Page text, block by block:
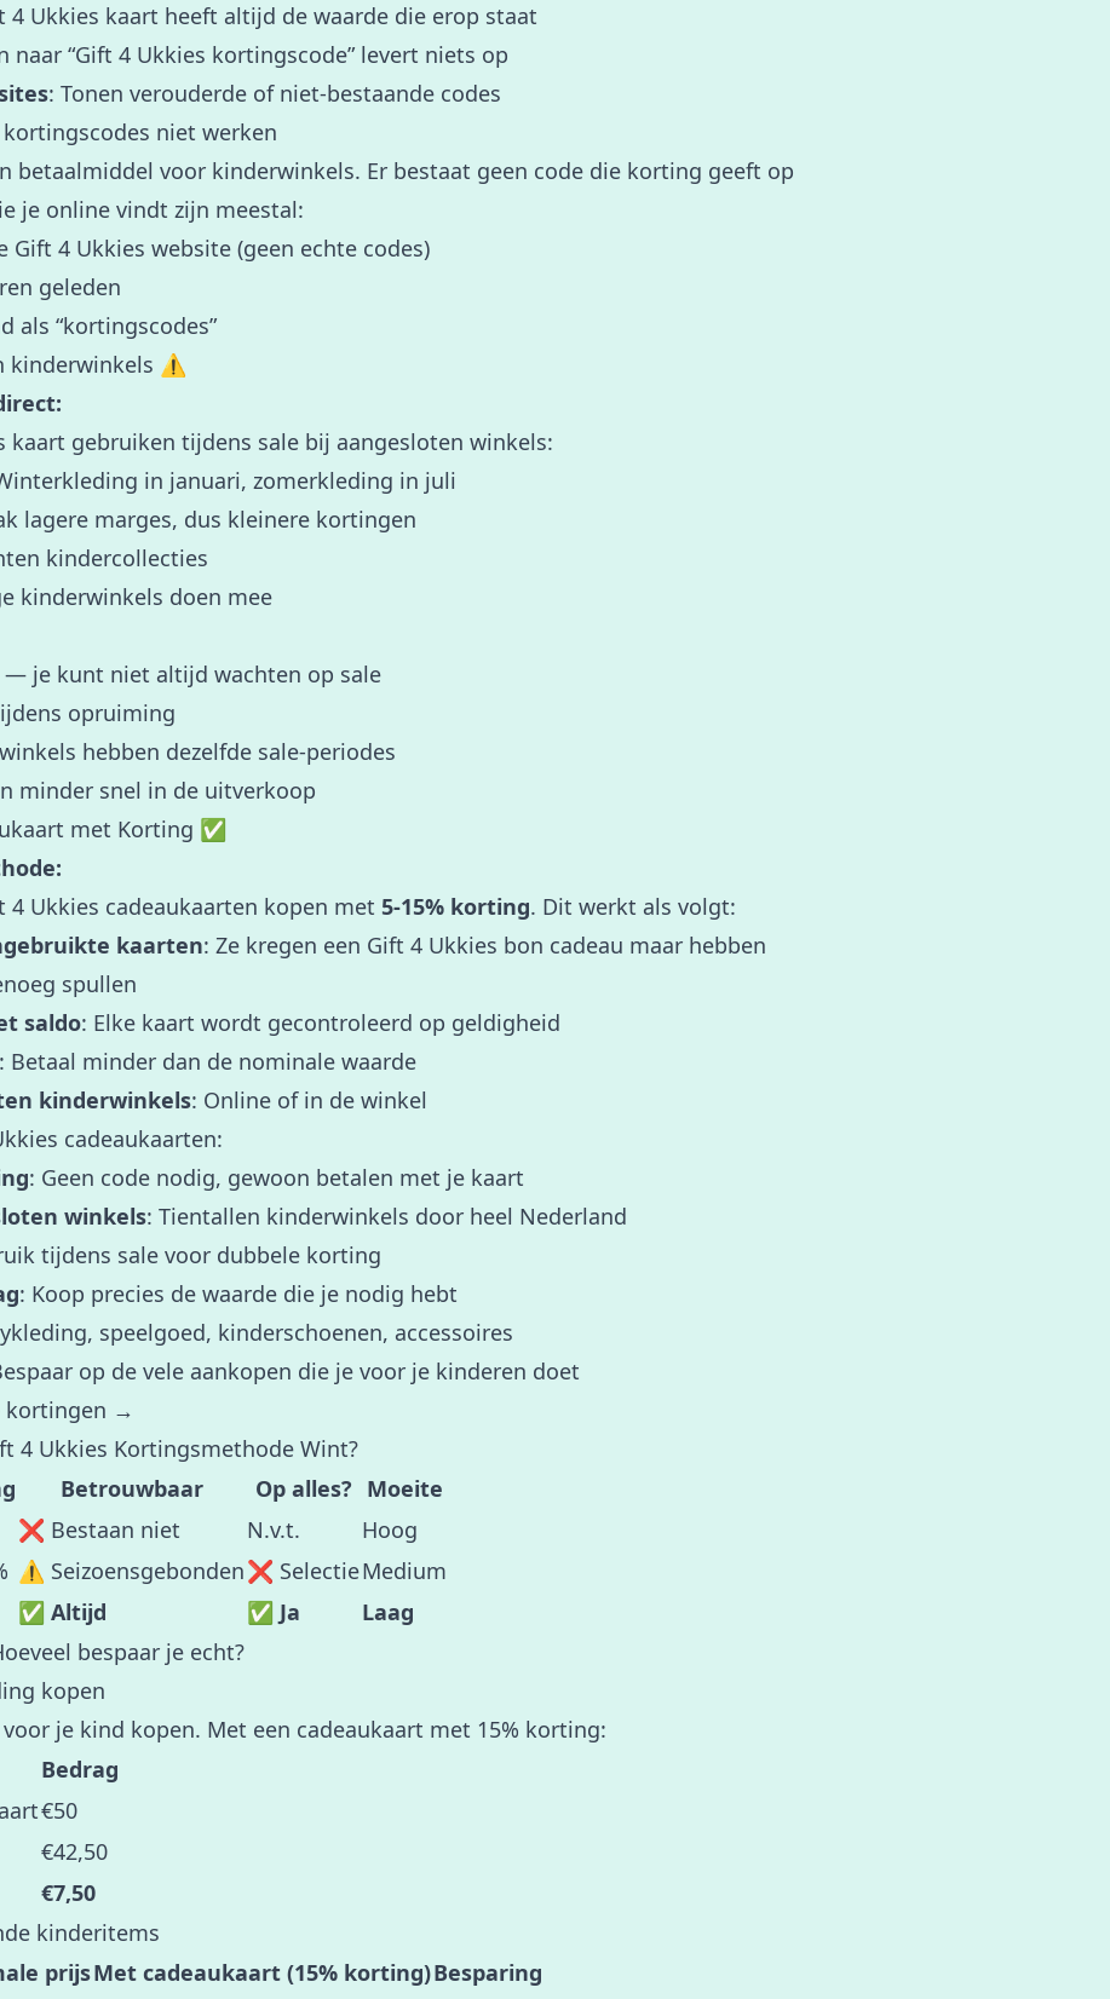
4 Ukkies kaart heeft altijd de waarde die erop staat
naar “Gift 4 Ukkies kortingscode” levert niets op
: Tonen verouderde of niet-bestaande codes
niet werken
betaalmiddel voor kinderwinkels. Er bestaat geen code die korting geeft op
je online vindt zijn meestal:
Gift 4 Ukkies website (geen echte codes)
geleden
als “kortingscodes”
kinderwinkels ⚠️
kaart gebruiken tijdens sale bij aangesloten winkels:
in januari, zomerkleding in juli
lagere marges, dus kleinere kortingen
kindercollecties
kinderwinkels doen mee
— je kunt niet altijd wachten op sale
opruiming
hebben dezelfde sale-periodes
minder snel in de uitverkoop
met Korting ✅
4 Ukkies cadeaukaarten kopen met 5-15% korting. Dit werkt als volgt:
kaarten: Ze kregen een Gift 4 Ukkies bon cadeau maar hebben
spullen
saldo: Elke kaart wordt gecontroleerd op geldigheid
: Betaal minder dan de nominale waarde
kinderwinkels: Online of in de winkel
cadeaukaarten:
: Geen code nodig, gewoon betalen met je kaart
winkels: Tientallen kinderwinkels door heel Nederland
tijdens sale voor dubbele korting
: Koop precies de waarde die je nodig hebt
speelgoed, kinderschoenen, accessoires
op de vele aankopen die je voor je kinderen doet
kortingen →
4 Ukkies Kortingsmethode Wint?
Betrouwbaar Op alles? Moeite
❌ Bestaan niet N.v.t.
Hoog
⚠️ Seizoensgebonden❌ SelectieMedium
✅ Altijd ✅ Ja
Laag
bespaar je echt?
kopen
je kind kopen. Met een cadeaukaart met 15% korting:
Bedrag
€50
€42,50
€7,50
kinderitems
prijsMet cadeaukaart (15% korting)Besparing